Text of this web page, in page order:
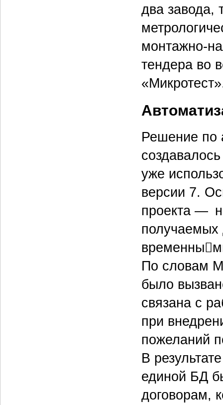
два завода,
монтажно-
тендера во
Решение по
уже
версии 7.
проекта —
получаемых
По словам
было
связана с
при
пожеланий
В
единой БД
договорам,